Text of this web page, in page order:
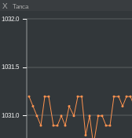
X Tanca